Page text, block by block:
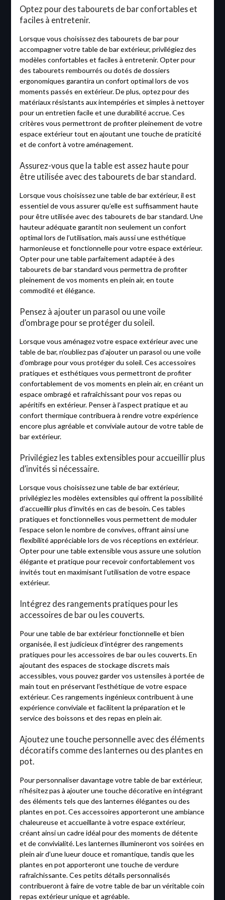
Optez pour des tabourets de bar confortables et
faciles à entretenir.
Lorsque vous choisissez des tabourets de bar pour
accompagner votre table de bar extérieur, privilégiez des
modèles confortables et faciles à entretenir. Opter pour
des tabourets rembourrés ou dotés de dossiers
ergonomiques garantira un confort optimal lors de vos
moments passés en extérieur. De plus, optez pour des
matériaux résistants aux intempéries et simples à nettoyer
pour un entretien facile et une durabilité accrue. Ces
critères vous permettront de profiter pleinement de votre
espace extérieur tout en ajoutant une touche de praticité
et de confort à votre aménagement.
Assurez-vous que la table est assez haute pour
être utilisée avec des tabourets de bar standard.
Lorsque vous choisissez une table de bar extérieur, il est
essentiel de vous assurer qu’elle est suffisamment haute
pour être utilisée avec des tabourets de bar standard. Une
hauteur adéquate garantit non seulement un confort
optimal lors de l’utilisation, mais aussi une esthétique
harmonieuse et fonctionnelle pour votre espace extérieur.
Opter pour une table parfaitement adaptée à des
tabourets de bar standard vous permettra de profiter
pleinement de vos moments en plein air, en toute
commodité et élégance.
Pensez à ajouter un parasol ou une voile
d’ombrage pour se protéger du soleil.
Lorsque vous aménagez votre espace extérieur avec une
table de bar, n’oubliez pas d’ajouter un parasol ou une voile
d’ombrage pour vous protéger du soleil. Ces accessoires
pratiques et esthétiques vous permettront de profiter
confortablement de vos moments en plein air, en créant un
espace ombragé et rafraîchissant pour vos repas ou
apéritifs en extérieur. Penser à l’aspect pratique et au
confort thermique contribuera à rendre votre expérience
encore plus agréable et conviviale autour de votre table de
bar extérieur.
Privilégiez les tables extensibles pour accueillir plus
d’invités si nécessaire.
Lorsque vous choisissez une table de bar extérieur,
privilégiez les modèles extensibles qui offrent la possibilité
d’accueillir plus d’invités en cas de besoin. Ces tables
pratiques et fonctionnelles vous permettent de moduler
l’espace selon le nombre de convives, offrant ainsi une
flexibilité appréciable lors de vos réceptions en extérieur.
Opter pour une table extensible vous assure une solution
élégante et pratique pour recevoir confortablement vos
invités tout en maximisant l’utilisation de votre espace
extérieur.
Intégrez des rangements pratiques pour les
accessoires de bar ou les couverts.
Pour une table de bar extérieur fonctionnelle et bien
organisée, il est judicieux d’intégrer des rangements
pratiques pour les accessoires de bar ou les couverts. En
ajoutant des espaces de stockage discrets mais
accessibles, vous pouvez garder vos ustensiles à portée de
main tout en préservant l’esthétique de votre espace
extérieur. Ces rangements ingénieux contribuent à une
expérience conviviale et facilitent la préparation et le
service des boissons et des repas en plein air.
Ajoutez une touche personnelle avec des éléments
décoratifs comme des lanternes ou des plantes en
pot.
Pour personnaliser davantage votre table de bar extérieur,
n’hésitez pas à ajouter une touche décorative en intégrant
des éléments tels que des lanternes élégantes ou des
plantes en pot. Ces accessoires apporteront une ambiance
chaleureuse et accueillante à votre espace extérieur,
créant ainsi un cadre idéal pour des moments de détente
et de convivialité. Les lanternes illumineront vos soirées en
plein air d’une lueur douce et romantique, tandis que les
plantes en pot apporteront une touche de verdure
rafraîchissante. Ces petits détails personnalisés
contribueront à faire de votre table de bar un véritable coin
repas extérieur unique et agréable.